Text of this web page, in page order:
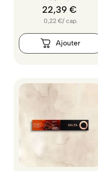
22,39 €
0,22 €/ cap.